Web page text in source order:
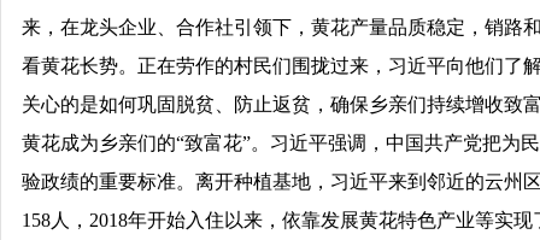
来，在龙头企业、合作社引领下，黄花产量品质稳定，销路
看黄花长势。正在劳作的村民们围拢过来，习近平向他们了
关心的是如何巩固脱贫、防止返贫，确保乡亲们持续增收致
黄花成为乡亲们的“致富花”。习近平强调，中国共产党把为
验政绩的重要标准。离开种植基地，习近平来到邻近的云州
158人，2018年开始入住以来，依靠发展黄花特色产业等实